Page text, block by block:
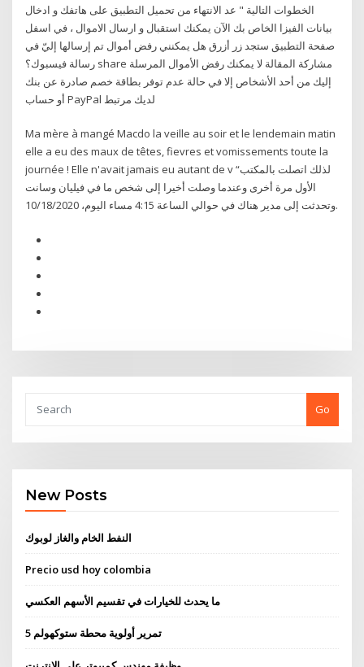
الخطوات التالية " عد الانتهاء من تحميل التطبيق على هاتفك و ادخال
بيانات الفيزا الخاص بك الآن يمكنك استقبال و ارسال الاموال ، في اسفل
صفحة التطبيق ستجد زر أزرق هل يمكنني رفض أموال تم إرسالها إليّ في
رسالة فيسبوك؟ share مشاركة المقالة لا يمكنك رفض الأموال المرسلة
إليك من أحد الأشخاص إلا في حالة عدم توفر بطاقة خصم صادرة عن بنك
أو حساب PayPal لديك مرتبط
Ma mère à mangé Macdo la veille au soir et le lendemain matin
elle a eu des maux de têtes, fievres et vomissements toute la
journée ! Elle n'avait jamais eu autant de v “لذلك اتصلت بالمكتب
الأول مرة أخرى وعندما وصلت أخيرا إلى شخص ما في فيليان وسانت
وتحدثت إلى مدير هناك في حوالي الساعة 4:15 مساء اليوم، 10/18/2020.
Go
New Posts
النفط الخام والغاز لوبوك
Precio usd hoy colombia
ما يحدث للخيارات في تقسيم الأسهم العكسي
تمرير أولوية محطة ستوكهولم 5